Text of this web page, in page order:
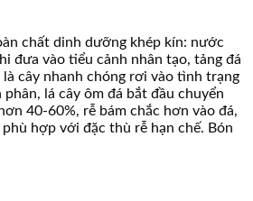
chất dinh dưỡng khép kín: nước
đưa vào tiểu cảnh nhân tạo, tảng đá
cây nhanh chóng rơi vào tình trạng
lá cây ôm đá bắt đầu chuyển
40-60%, rễ bám chắc hơn vào đá,
hợp với đặc thù rễ hạn chế. Bón